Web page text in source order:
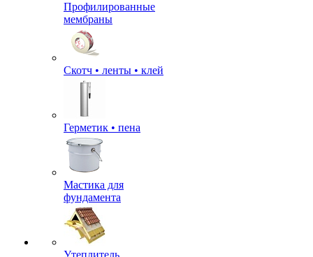
Профилированные
мембраны
Скотч • ленты • клей
Герметик • пена
Мастика для
фундамента
Утеплитель